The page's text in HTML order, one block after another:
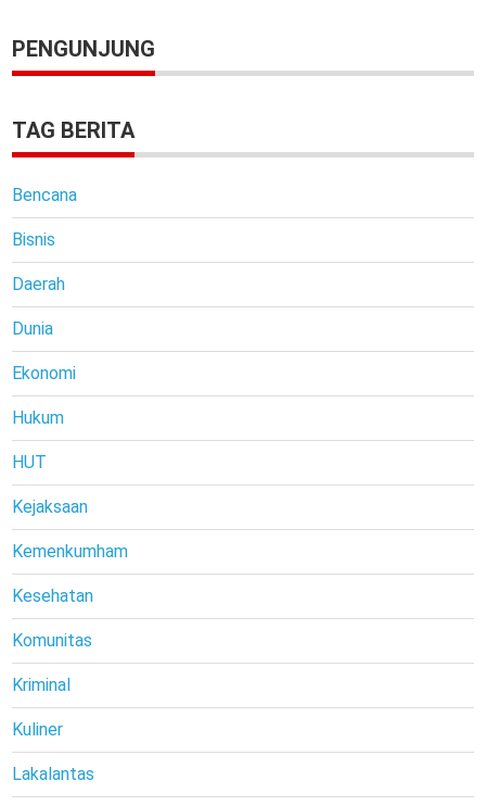
PENGUNJUNG
TAG BERITA
Bencana
Bisnis
Daerah
Dunia
Ekonomi
Hukum
HUT
Kejaksaan
Kemenkumham
Kesehatan
Komunitas
Kriminal
Kuliner
Lakalantas